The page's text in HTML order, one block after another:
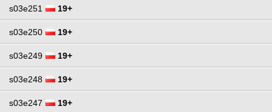
s03e251 19+
s03e250 19+
s03e249 19+
s03e248 19+
s03e247 19+